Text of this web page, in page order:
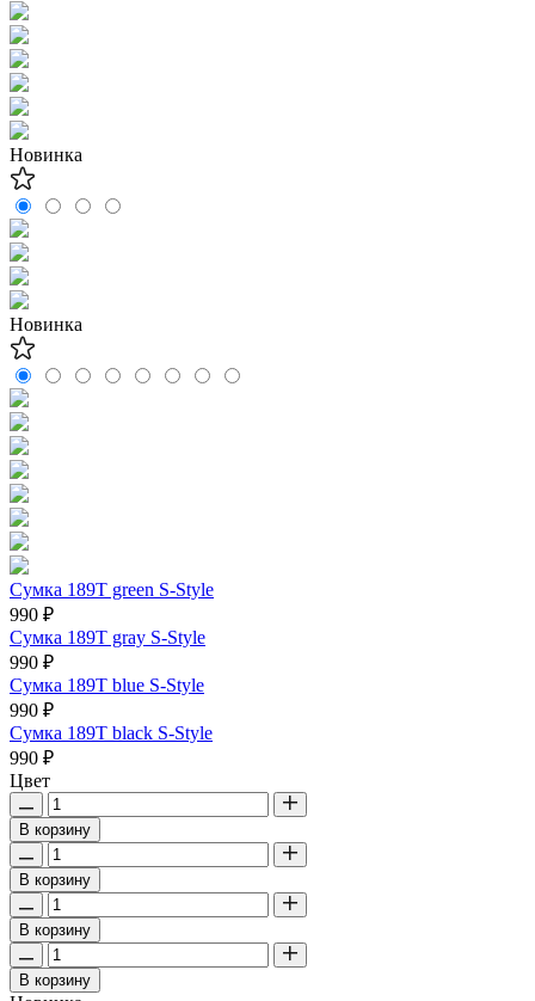
Новинка
Новинка
Сумка 189T green S-Style
990 ₽
Сумка 189T gray S-Style
990 ₽
Сумка 189T blue S-Style
990 ₽
Сумка 189T black S-Style
990 ₽
Цвет
В корзину
В корзину
В корзину
В корзину